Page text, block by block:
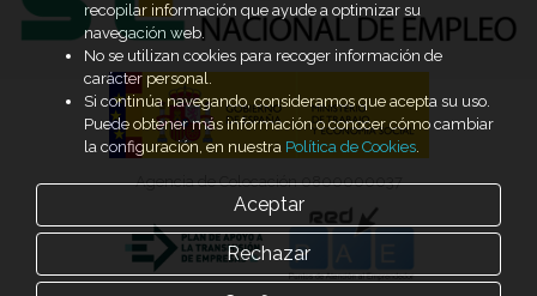
Agencia de Colocación 0800000037
recopilar información que ayude a optimizar su
navegación web.
No se utilizan cookies para recoger información de
carácter personal.
Si continúa navegando, consideramos que acepta su uso.
Puede obtener más información o conocer cómo cambiar
la configuración, en nuestra Política de Cookies.
Aceptar
Rechazar